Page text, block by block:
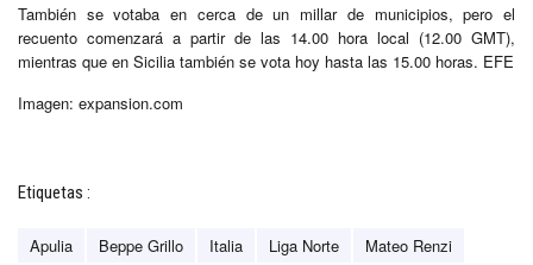
También se votaba en cerca de un millar de municipios, pero el
recuento comenzará a partir de las 14.00 hora local (12.00 GMT),
mientras que en Sicilia también se vota hoy hasta las 15.00 horas. EFE
Imagen: expansion.com
Etiquetas :
Apulia Beppe Grillo Italia Liga Norte
Mateo Renzi